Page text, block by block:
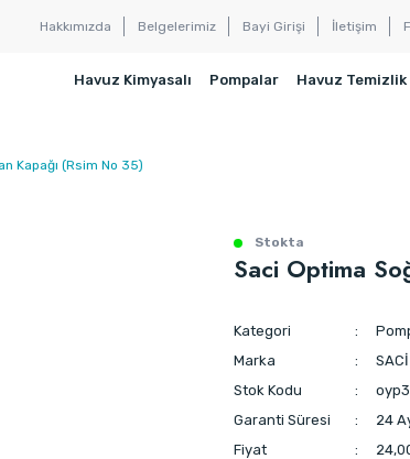
Hakkımızda Belgelerimiz Bayi Girişi İletişim
Havuz Kimyasalı Pompalar Havuz Temizlik
Kapağı (Rsim No 35)
Stokta
Saci Optima
Kategori
Marka
SACİ
Stok Kodu
Garanti Süresi
24
Fiyat